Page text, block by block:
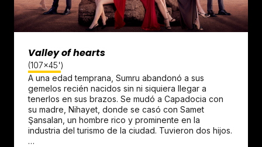
Valley of hearts
(107x45')
A una edad temprana, Sumru abandonó a sus
gemelos recién nacidos sin ni siquiera llegar a
tenerlos en sus brazos. Se mudó a Capadocia con
su madre, Nihayet, donde se casó con Samet
Şansalan, un hombre rico y prominente en la
industria del turismo de la ciudad. Tuvieron dos hijos.
…